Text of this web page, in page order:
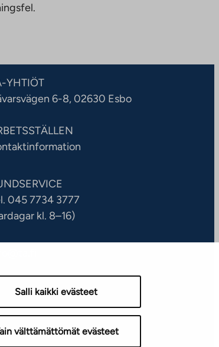
Salli kaikki evästeet
välttämättömät evästeet
YHTIÖT
6-8, 02630 Esbo
045 7734 3777
kl. 8–16)